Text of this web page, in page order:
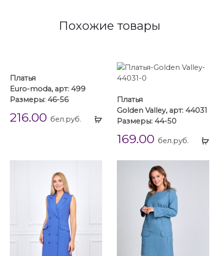
Похожие товары
Выбрать
Платья
Euro-moda, арт: 499
Размеры: 46-56
216.00 бел.руб.
Платья
Golden Valley, арт: 44031
Размеры: 44-50
169.00 бел.руб.